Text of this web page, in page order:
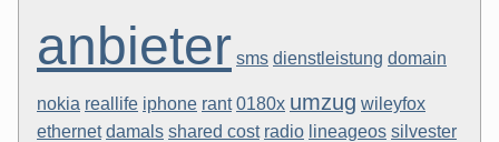
anbieter sms dienstleistung domain
nokia reallife iphone rant 0180x umzug wileyfox
ethernet damals shared cost radio lineageos silvester